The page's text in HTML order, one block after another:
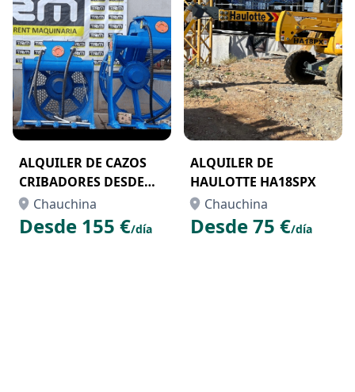
ALQUILER DE CAZOS
CRIBADORES DESDE
9TN A 30TN
Chauchina
Desde 155 €/día
ALQUILER DE
HAULOTTE HA18SPX
Chauchina
Desde 75 €/día